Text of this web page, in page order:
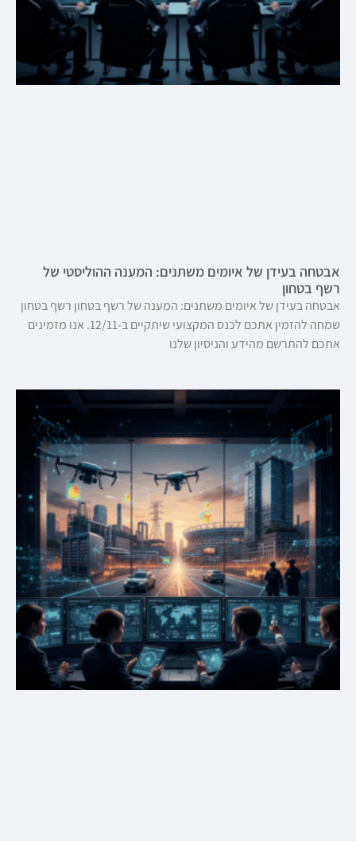
אבטחה בעידן של איומים משתנים: המענה ההוליסטי של
רשף בטחון
אבטחה בעידן של איומים משתנים: המענה של רשף בטחון רשף בטחון
שמחה להזמין אתכם לכנס המקצועי שיתקיים ב-12/11. אנו מזמינים
אתכם להתרשם מהידע והניסיון שלנו